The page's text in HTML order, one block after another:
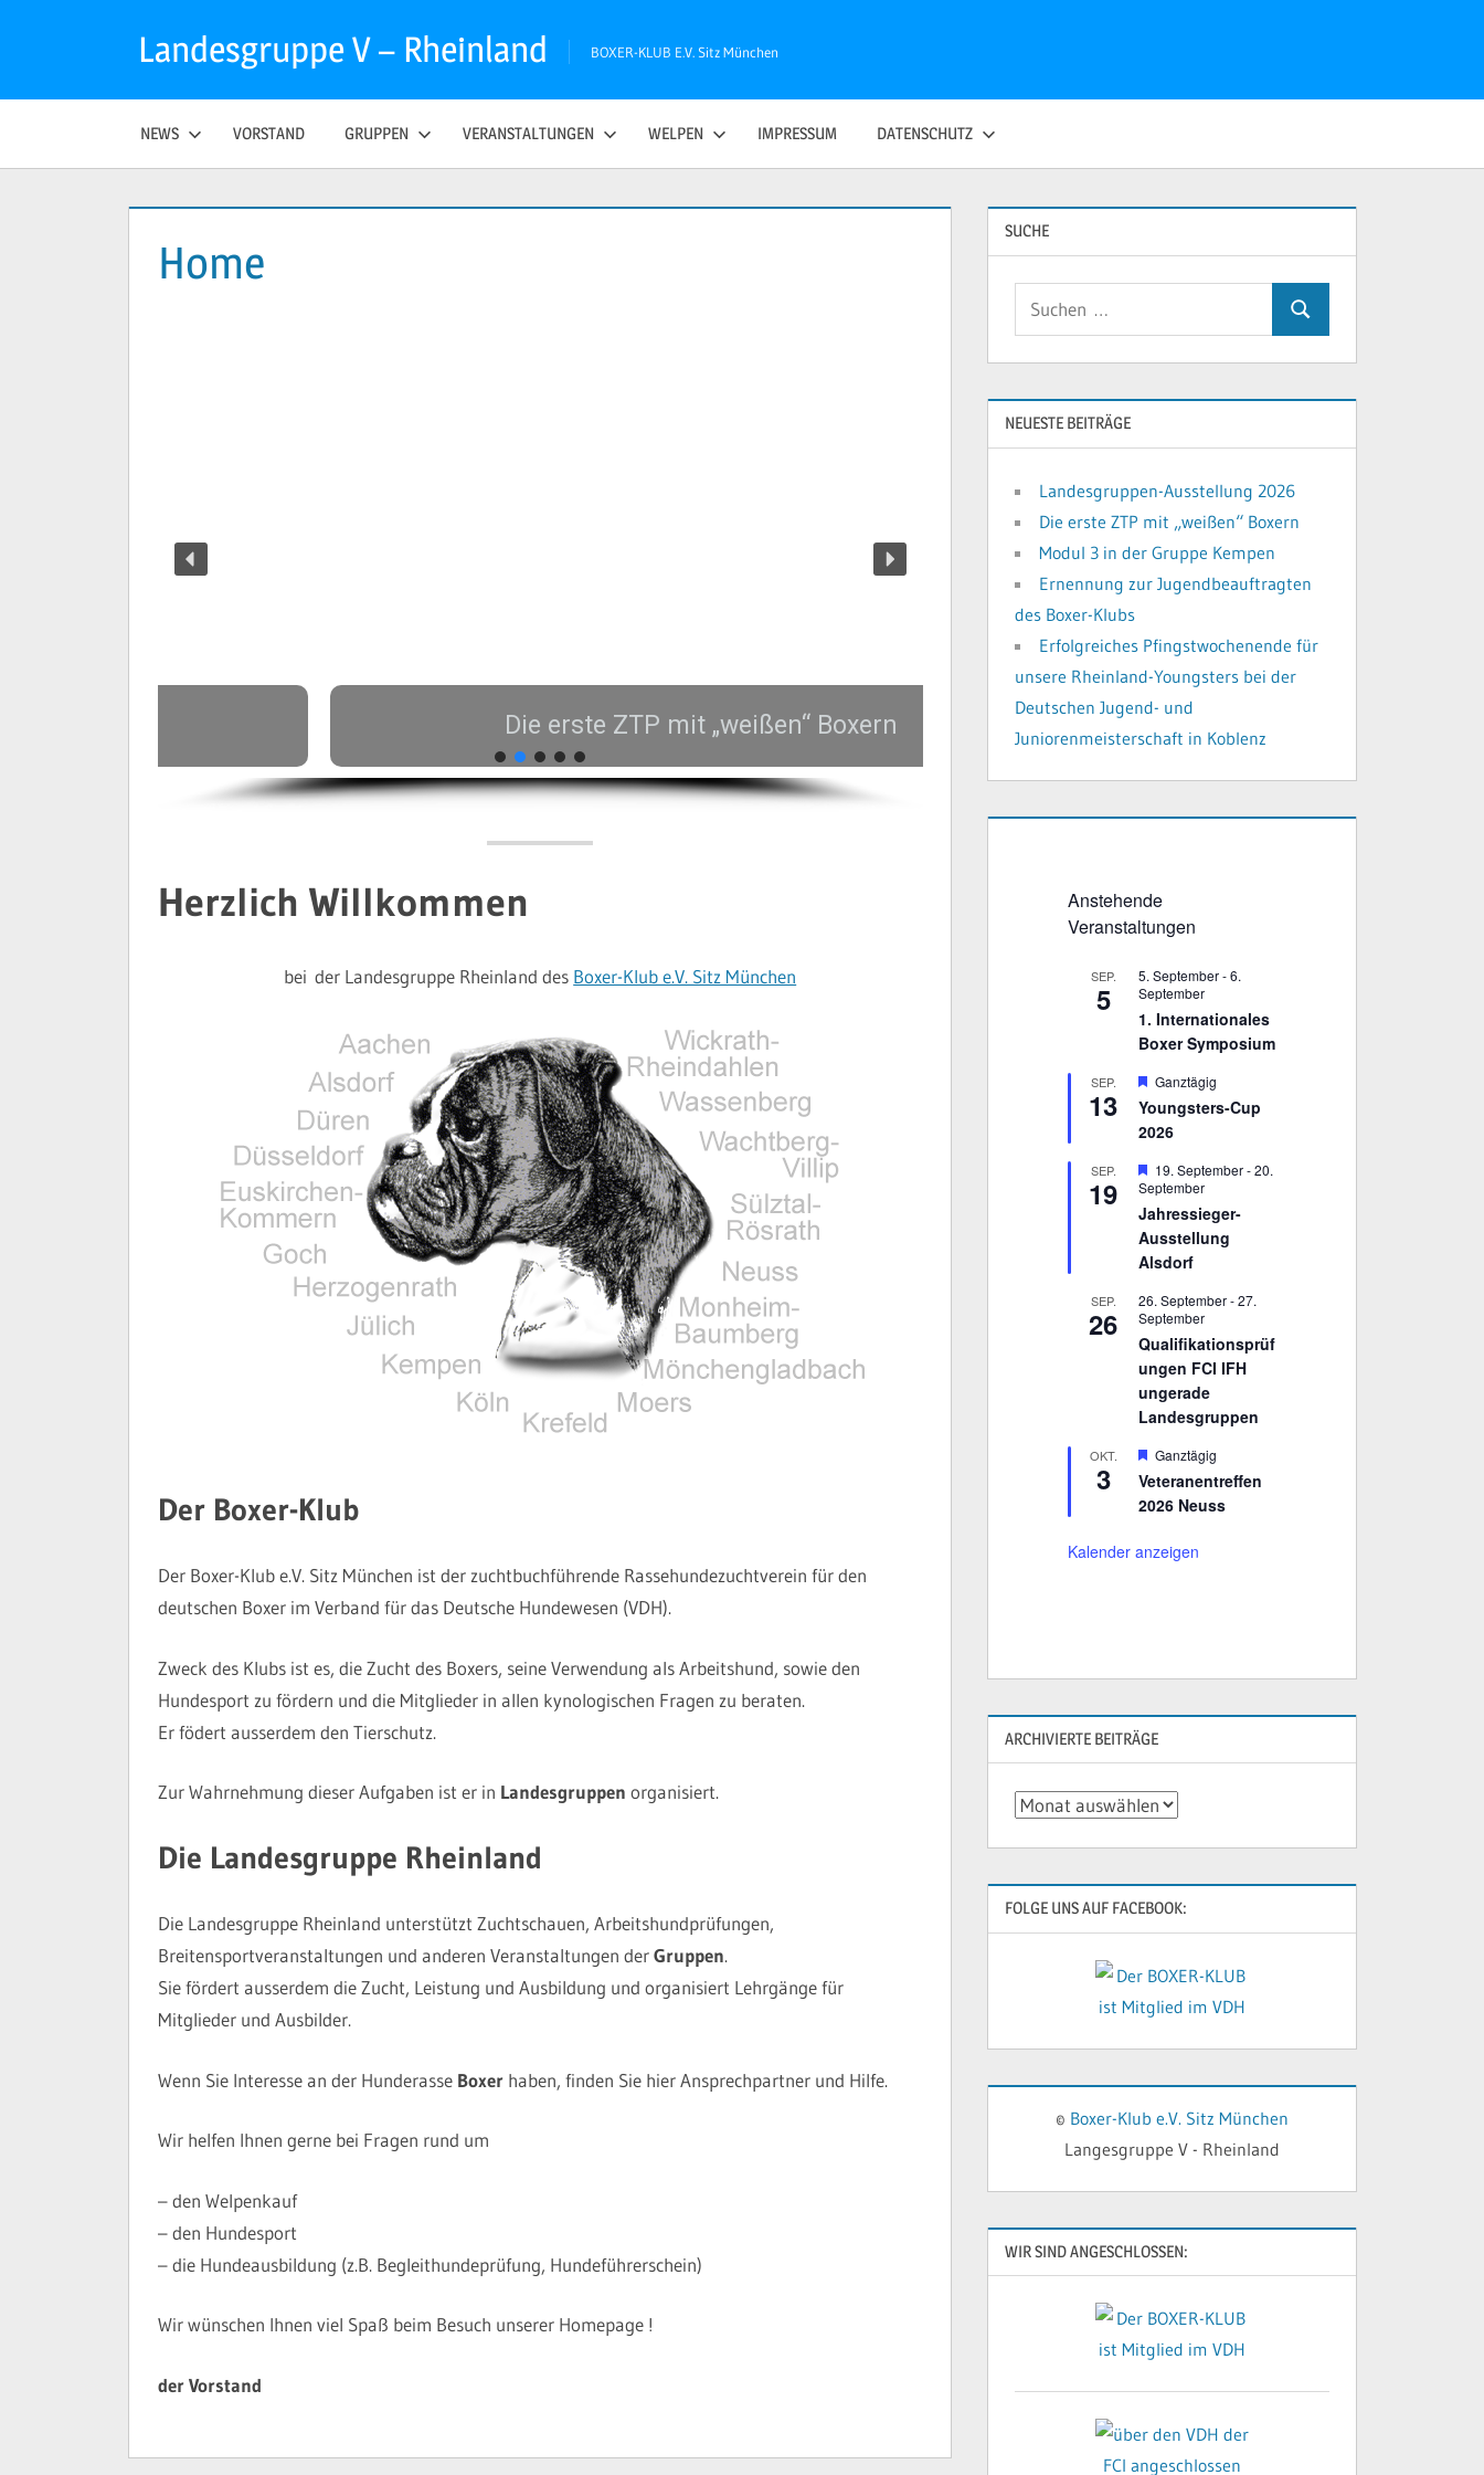
Landesgruppe V – Rheinland BOXER-KLUB E.V. Sitz München
NEWS VORSTAND GRUPPEN VERANSTALTUNGEN WELPEN IMPRESSUM DATENSCHUTZ
Home
Die erste ZTP mit „weißen“ Boxern
Herzlich Willkommen
bei der Landesgruppe Rheinland des Boxer-Klub e.V. Sitz München
Der Boxer-Klub
Der Boxer-Klub e.V. Sitz München ist der zuchtbuchführende Rassehundezuchtverein für den
deutschen Boxer im Verband für das Deutsche Hundewesen (VDH).
Zweck des Klubs ist es, die Zucht des Boxers, seine Verwendung als Arbeitshund, sowie den
Hundesport zu fördern und die Mitglieder in allen kynologischen Fragen zu beraten.
Er födert ausserdem den Tierschutz.
Zur Wahrnehmung dieser Aufgaben ist er in Landesgruppen organisiert.
Die Landesgruppe Rheinland
Die Landesgruppe Rheinland unterstützt Zuchtschauen, Arbeitshundprüfungen,
Breitensportveranstaltungen und anderen Veranstaltungen derGruppen.
Sie fördert ausserdem die Zucht, Leistung und Ausbildung und organisiert Lehrgänge für
Mitglieder und Ausbilder.
Wenn Sie Interesse an der Hunderasse Boxerhaben, finden Sie hier Ansprechpartner und Hilfe.
Wir helfen Ihnen gerne bei Fragen rund um
– den Welpenkauf
– den Hundesport
– die Hundeausbildung (z.B. Begleithundeprüfung, Hundeführerschein)
Wir wünschen Ihnen viel Spaß beim Besuch unserer Homepage !
der Vorstand
SUCHE
Suchen
NEUESTE BEITRÄGE
Landesgruppen-Ausstellung 2026
Die erste ZTP mit „weißen“ Boxern
Modul 3 in der Gruppe Kempen
Ernennung zur Jugendbeauftragten
des Boxer-Klubs
Erfolgreiches Pfingstwochenende für
unsere Rheinland-Youngsters bei der
Deutschen Jugend- und
Juniorenmeisterschaft in Koblenz
Anstehende
Veranstaltungen
SEP.
5
5. September-6.
September
1. Internationales
Boxer Symposium
SEP.
13
H
r
v
r
g
e
h
o
b
e
n
Ganztägig
Youngsters-Cup
2026
SEP.
19
H
e
r
v
o
r
g
e
h
o
b
e
n
19. September-20.
September
Jahressieger-
Ausstellung
Alsdorf
SEP.
26
26. September-27.
September
Qualifikationsprüf
ungen FCI IFH
ungerade
Landesgruppen
OKT.
3
H
r
v
g
Ganztägig
Veteranentreffen
2026 Neuss
Kalender anzeigen
ARCHIVIERTE BEITRÄGE
Archivierte
FOLGE UNS AUF FACEBOOK:
© Boxer-Klub e.V. Sitz München
Langesgruppe V - Rheinland
WIR SIND ANGESCHLOSSEN: